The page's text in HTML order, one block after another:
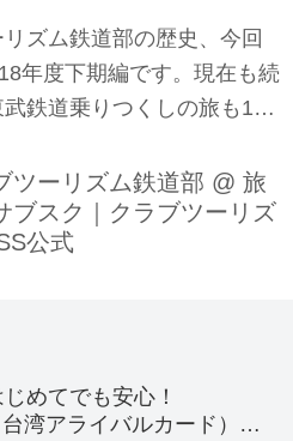
ズム鉄道部の歴史、今回
年度下期編です。現在も続
鉄道乗りつくしの旅も1月
系お座敷列車華が入るツア
車で行く門司港→（筑豊本
本行。日本で唯一残る行
の程よろしくお願い致しま
ツーリズム鉄道部 @ 旅
ブスク｜クラブツーリズ
公式
じめてでも安心！
台湾アライバルカード）」